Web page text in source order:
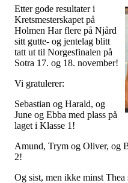
Etter gode resultater i
Kretsmesterskapet på
Holmen Har flere på Njård
sitt gutte- og jentelag blitt
tatt ut til Norgesfinalen på
Sotra 17. og 18. november!
Vi gratulerer:
Sebastian og Harald, og
June og Ebba med plass på
laget i Klasse 1!
Amund, Trym og Oliver, og
2!
Og sist, men ikke minst Thea